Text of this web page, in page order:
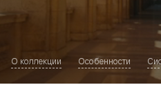
О коллекции Особенности